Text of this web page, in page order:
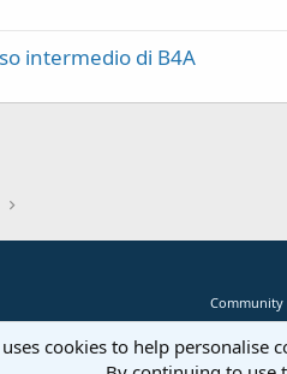
intermedio di B4A
Community
cookies to help personalise